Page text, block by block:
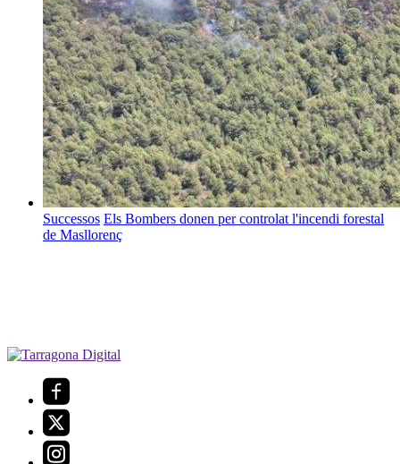
Successos Els Bombers donen per controlat l'incendi forestal
de Masllorenç